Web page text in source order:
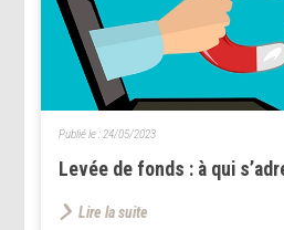
Levée de fonds : à qui
Publié le : 24/05/2023
Lire la suite